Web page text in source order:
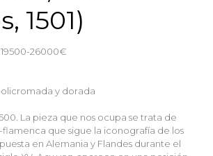
1501)
26000€
y dorada
La pieza que nos ocupa se trata de
flamenca que sigue la iconografía de los
en Alemania y Flandes durante el